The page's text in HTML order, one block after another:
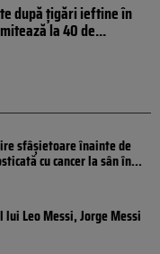
după țigări ieftine în
la 40 de...
sfâșietoare înainte de
cu cancer la sân în...
Leo Messi, Jorge Messi